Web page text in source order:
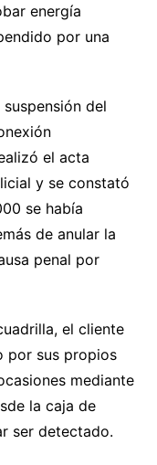
energía
por una
del
el acta
y se constató
se había
de anular la
penal por
el cliente
por sus propios
mediante
la caja de
ser detectado.